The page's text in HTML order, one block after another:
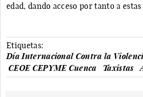
edad, dando acceso por tanto a
Etiquetas:
Día Internacional Contra la
CEOE CEPYME Cuenca
Taxistas